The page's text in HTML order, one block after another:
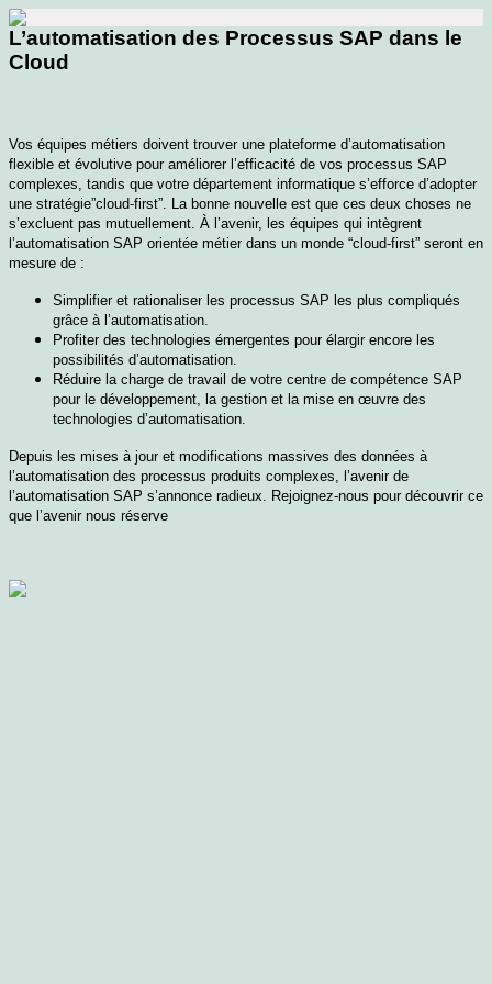
L’automatisation des Processus SAP dans le
Cloud
Vos équipes métiers doivent trouver une plateforme d’automatisation
flexible et évolutive pour améliorer l’efficacité de vos processus SAP
complexes, tandis que votre département informatique s’efforce d’adopter
une stratégie”cloud-first”. La bonne nouvelle est que ces deux choses ne
s’excluent pas mutuellement. À l’avenir, les équipes qui intègrent
l’automatisation SAP orientée métier dans un monde “cloud-first” seront en
mesure de :
Simplifier et rationaliser les processus SAP les plus compliqués
grâce à l’automatisation.
Profiter des technologies émergentes pour élargir encore les
possibilités d’automatisation.
Réduire la charge de travail de votre centre de compétence SAP
pour le développement, la gestion et la mise en œuvre des
technologies d’automatisation.
Depuis les mises à jour et modifications massives des données à
l’automatisation des processus produits complexes, l’avenir de
l’automatisation SAP s’annonce radieux. Rejoignez-nous pour découvrir ce
que l’avenir nous réserve